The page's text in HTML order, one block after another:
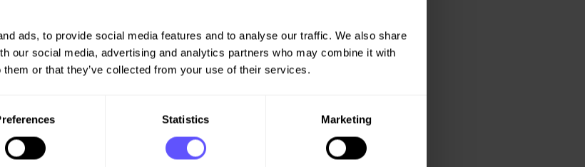
ads, to provide social media features and to analyse our traffic. We also share
our social media, advertising and analytics partners who may combine it with
or that they’ve collected from your use of their services.
Statistics Marketing
og
kroner i året
til midten av